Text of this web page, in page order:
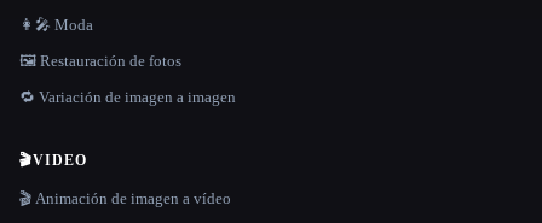
👩‍🎤 Moda
🖼️ Restauración de fotos
🔁 Variación de imagen a imagen
🎬VIDEO
🎬 Animación de imagen a vídeo